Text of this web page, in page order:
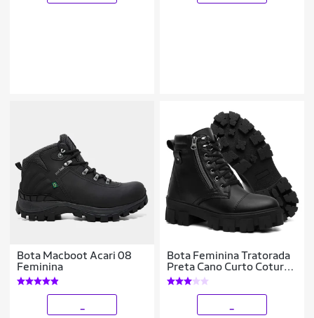
Bota Macboot Acari 08
Feminina
Bota Feminina Tratorada
Preta Cano Curto Coturno
Casual Com Zíper Lateral
Sola Alta Confortável